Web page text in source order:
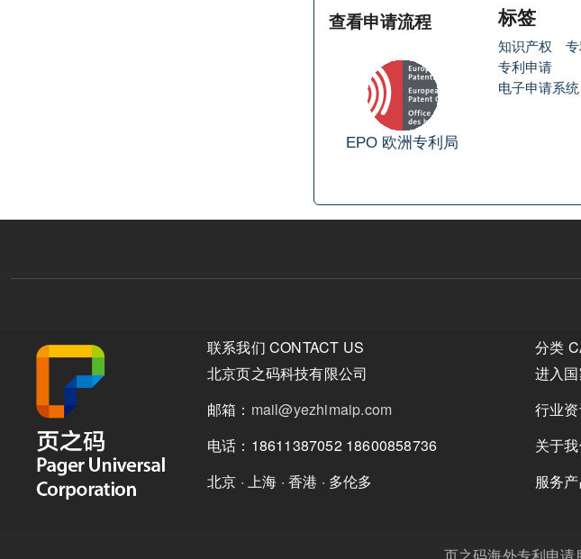
查看申请流程
EPO 欧洲专利局
标签
知识产权
专
专利申请
电子申请系统
联系我们 CONTACT US
北京页之码科技有限公司
邮箱： mail@yezhimaip.com
电话：18611387052 18600858736
北京 · 上海 · 香港 · 多伦多
分类
进入
行业
关于
服务
页之码海外专利申